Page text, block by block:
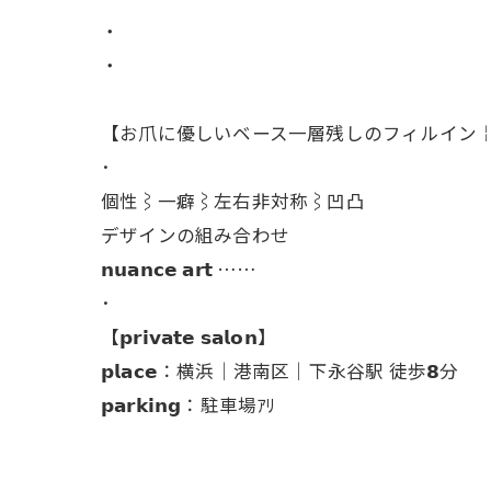
・
・
【お爪に優しいベース一層残しのフィルイン
･
個性⌇一癖⌇左右非対称⌇凹凸
デザインの組み合わせ
𝗻𝘂𝗮𝗻𝗰𝗲 𝗮𝗿𝘁 ……
･
【𝗽𝗿𝗶𝘃𝗮𝘁𝗲 𝘀𝗮𝗹𝗼𝗻】
𝗽𝗹𝗮𝗰𝗲：横浜│港南区│下永谷駅 徒歩𝟴分
𝗽𝗮𝗿𝗸𝗶𝗻𝗴：駐車場ｱﾘ